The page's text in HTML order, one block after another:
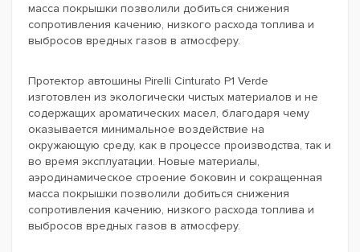
масса покрышки позволили добиться снижения
сопротивления качению, низкого расхода топлива и
выбросов вредных газов в атмосферу.
Протектор автошины Pirelli Cinturato P1 Verde
изготовлен из экологически чистых материалов и не
содержащих ароматических масел, благодаря чему
оказывается минимальное воздействие на
окружающую среду, как в процессе производства, так и
во время эксплуатации. Новые материалы,
аэродинамическое строение боковин и сокращенная
масса покрышки позволили добиться снижения
сопротивления качению, низкого расхода топлива и
выбросов вредных газов в атмосферу.